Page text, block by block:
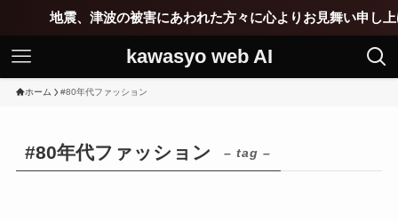
地震、津波の被害にあわれた方々に心よりお見舞い申し
kawasyo web AI
ホーム #80年代ファッション
#80年代ファッション – tag –